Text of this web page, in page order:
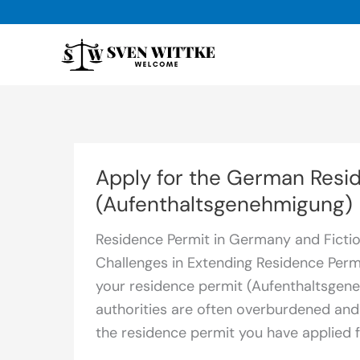
Apply for the German
(Aufenthaltsgenehmigung)
Residence Permit in Germany and
Challenges in Extending Residence
your residence permit
authorities are often overburdened
the residence permit you have applied